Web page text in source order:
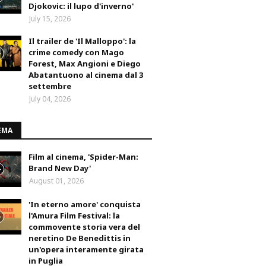
Djokovic: il lupo d'inverno'
July 15, 2026
Il trailer de 'Il Malloppo': la
crime comedy con Mago
Forest, Max Angioni e Diego
Abatantuono al cinema dal 3
settembre
July 04, 2026
Film al cinema, 'Spider-Man:
Brand New Day'
August 01, 2026
'In eterno amore' conquista
l'Amura Film Festival: la
commovente storia vera del
neretino De Benedittis in
un'opera interamente girata
in Puglia